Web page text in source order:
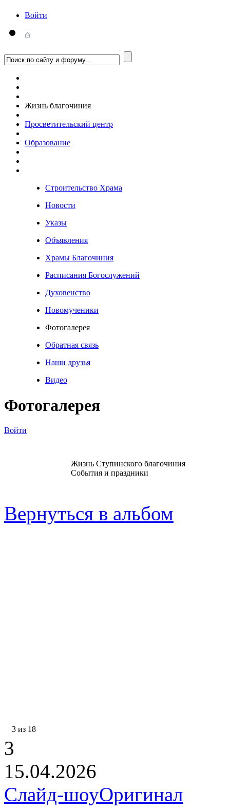
Войти
Жизнь благочиния
Просветительский центр
Образование
Строительство Храма
Новости
Указы
Объявления
Храмы Благочиния
Расписания Богослужений
Духовенство
Новомученики
Фотогалерея
Обратная связь
Наши друзья
Видео
Фотогалерея
Войти
Жизнь Ступинского благочиния
События и праздники
Вернуться в альбом
3 из 18
3
15.04.2026
Слайд-шоуОригинал